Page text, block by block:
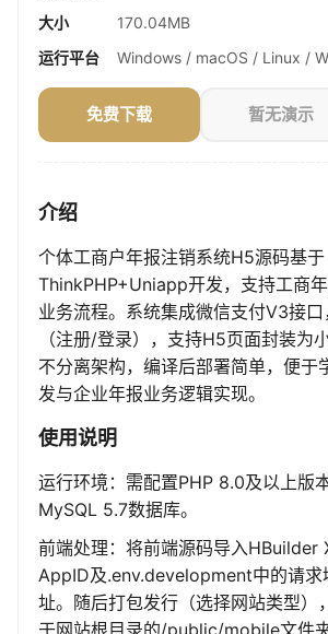
大小
170.04MB
运行平台
Windows / macOS / Linux /
免费下载 暂无演示
介绍
个体工商户年报注销系统H5源码基于
ThinkPHP+Uniapp开发，支持工商
业务流程。系统集成微信支付V3接
（注册/登录），支持H5页面封装为
不分离架构，编译后部署简单，便于
发与企业年报业务逻辑实现。
使用说明
运行环境：需配置PHP 8.0及以上版
MySQL 5.7数据库。
前端处理：将前端源码导入HBuilder
AppID及.env.development中的请求
址。随后打包发行（选择网站类型）